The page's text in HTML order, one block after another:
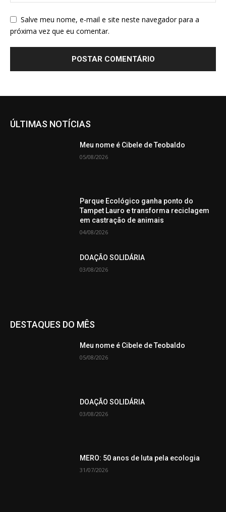
Salve meu nome, e-mail e site neste navegador para a
próxima vez que eu comentar.
ÚLTIMAS NOTÍCIAS
Meu nome é Cibele de Teobaldo
05/08/2026
Parque Ecológico ganha ponto do
Tampet Lauro e transforma reciclagem
em castração de animais
04/08/2026
DOAÇÃO SOLIDÁRIA
03/08/2026
DESTAQUES DO MÊS
Meu nome é Cibele de Teobaldo
05/08/2026
DOAÇÃO SOLIDÁRIA
03/08/2026
MERO: 50 anos de luta pela ecologia
31/07/2026